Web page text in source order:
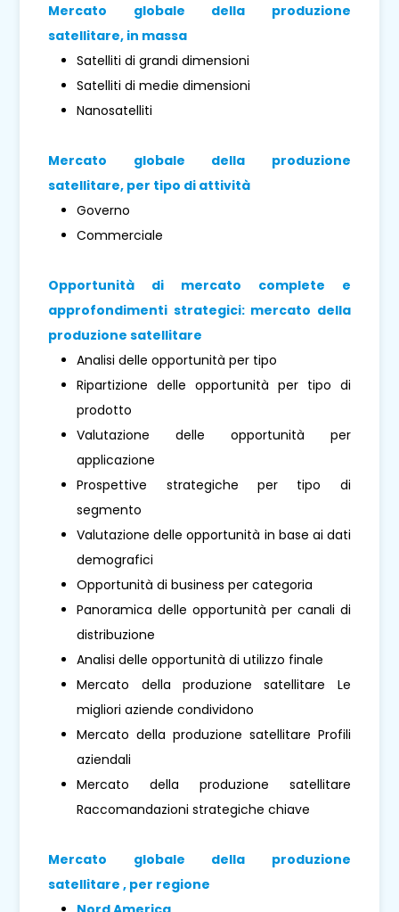
Mercato globale della produzione
satellitare, in massa
Satelliti di grandi dimensioni
Satelliti di medie dimensioni
Nanosatelliti
Mercato globale della produzione
satellitare, per tipo di attività
Governo
Commerciale
Opportunità di mercato complete e
approfondimenti strategici: mercato della
produzione satellitare
Analisi delle opportunità per tipo
Ripartizione delle opportunità per tipo di
prodotto
Valutazione delle opportunità per
applicazione
Prospettive strategiche per tipo di
segmento
Valutazione delle opportunità in base ai dati
demografici
Opportunità di business per categoria
Panoramica delle opportunità per canali di
distribuzione
Analisi delle opportunità di utilizzo finale
Mercato della produzione satellitare Le
migliori aziende condividono
Mercato della produzione satellitare Profili
aziendali
Mercato della produzione satellitare
Raccomandazioni strategiche chiave
Mercato globale della produzione
satellitare , per regione